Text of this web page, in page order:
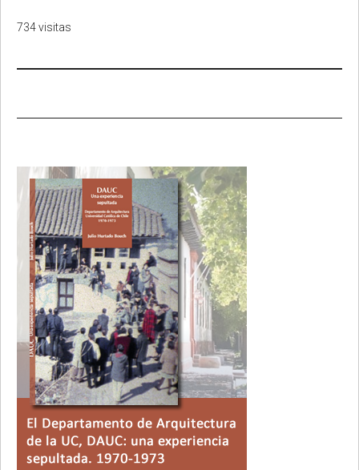
734 visitas
Primary
Sidebar